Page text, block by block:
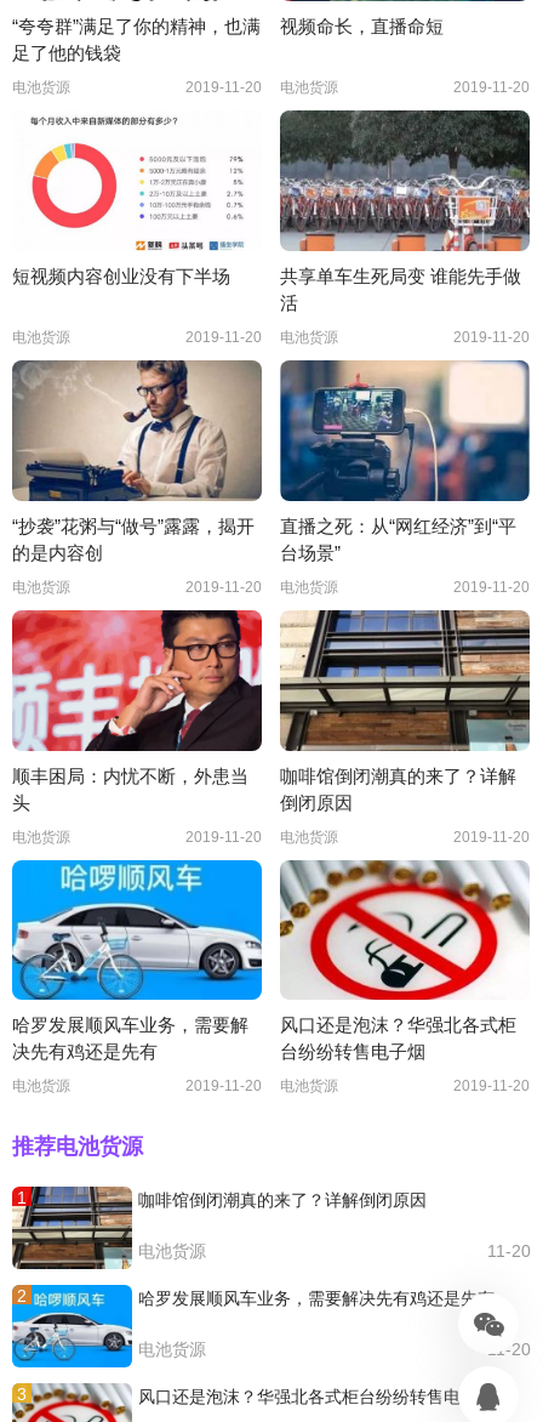
“夸夸群”满足了你的精神，也满
足了他的钱袋
电池货源 2019-11-20
视频命长，直播命短
电池货源 2019-11-20
短视频内容创业没有下半场
电池货源 2019-11-20
共享单车生死局变 谁能先手做
活
电池货源 2019-11-20
“抄袭”花粥与“做号”露露，揭开
的是内容创
电池货源 2019-11-20
直播之死：从“网红经济”到“平
台场景”
电池货源 2019-11-20
顺丰困局：内忧不断，外患当
头
电池货源 2019-11-20
咖啡馆倒闭潮真的来了？详解
倒闭原因
电池货源 2019-11-20
哈罗发展顺风车业务，需要解
决先有鸡还是先有
电池货源 2019-11-20
风口还是泡沫？华强北各式柜
台纷纷转售电子烟
电池货源 2019-11-20
推荐电池货源
1 咖啡馆倒闭潮真的来了？详解倒闭原因
电池货源 11-20
2 哈罗发展顺风车业务，需要解决先有鸡还是先有
电池货源 11-20
3 风口还是泡沫？华强北各式柜台纷纷转售电子烟